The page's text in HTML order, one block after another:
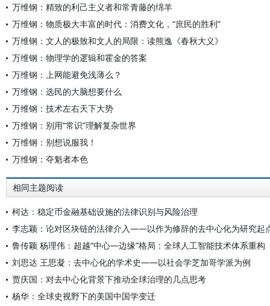
万维钢：精致的利己主义者和常青藤的绵羊
万维钢：物质极大丰富的时代：消费文化，“庶民的胜利”
万维钢：文人的极致和文人的局限：读熊逸《春秋大义》
万维钢：物理学的逻辑和霍金的答案
万维钢：上网能避免浅薄么？
万维钢：选民的大脑想要什么
万维钢：技术左右天下大势
万维钢：别用“常识”理解复杂世界
万维钢：别想说服我！
万维钢：夺魁者本色
相同主题阅读
柯达：稳定币金融基础设施的法律识别与风险治理
李志颖：论对区块链的法律介入——以作为修辞的去中心化为研究起
鲁传颖 杨理伟：超越“中心—边缘”格局：全球人工智能技术体系重构
刘思达 王思凝：去中心化的学术史——以社会学芝加哥学派为例
贾庆国：对去中心化背景下推动全球治理的几点思考
杨华：全球史视野下的美国中国学变迁